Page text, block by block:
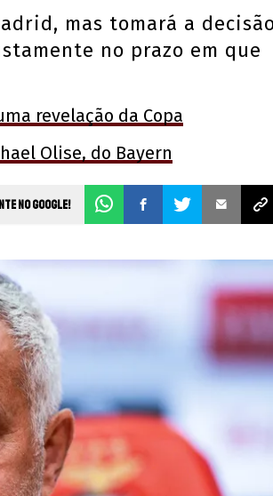
mas tomará a
no prazo em que
revelação da Copa
Olise, do Bayern
no Google!